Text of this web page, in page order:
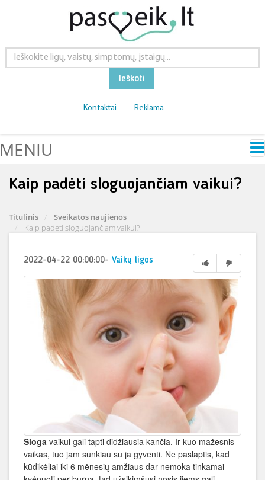
Ieškoti
Kontaktai Reklama
MENIU
Kaip padėti sloguojančiam vaikui?
Titulinis
Sveikatos naujienos
Kaip padėti sloguojančiam vaikui?
2022-04-22 00:00:00- Vaikų ligos
Sloga vaikui gali tapti didžiausia kančia. Ir kuo mažesnis
vaikas, tuo jam sunkiau su ja gyventi. Ne paslaptis, kad
kūdikėliai iki 6 mėnesių amžiaus dar nemoka tinkamai